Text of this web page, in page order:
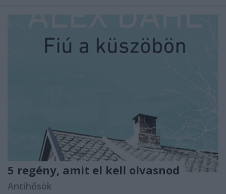
5 regény, amit el kell olvasnod
Antihősök